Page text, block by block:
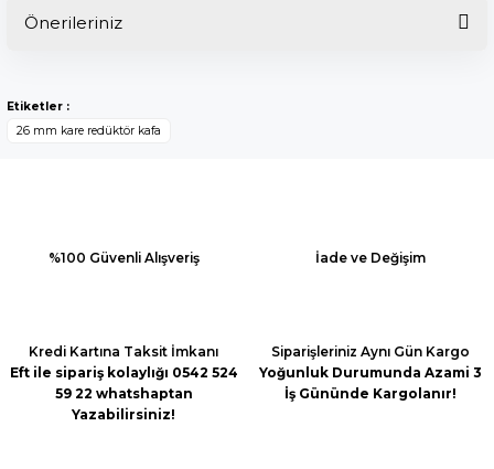
Önerileriniz
kullanarak tarafımıza iletebilirsiniz.
Görüş ve önerileriniz için teşekkür ederiz.
Ürün bilgilerinde hatalar bulunuyor.
Etiketler :
26 mm kare redüktör kafa
%100 Güvenli Alışveriş İade ve Değişim
Kredi Kartına Taksit İmkanı
Eft ile sipariş kolaylığı 0542 524
59 22 whatshaptan
Yazabilirsiniz!
Siparişleriniz Aynı Gün Kargo
Yoğunluk Durumunda Azami 3
İş Gününde Kargolanır!